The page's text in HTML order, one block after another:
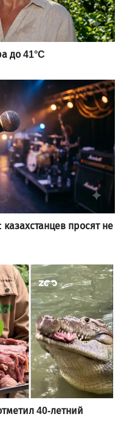
до 41°C
просят не
40-летний